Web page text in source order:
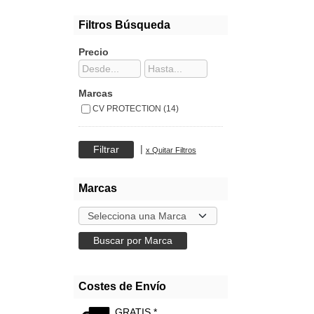
Filtros Búsqueda
Precio
Marcas
CV PROTECTION (14)
x Quitar Filtros
Marcas
Costes de Envío